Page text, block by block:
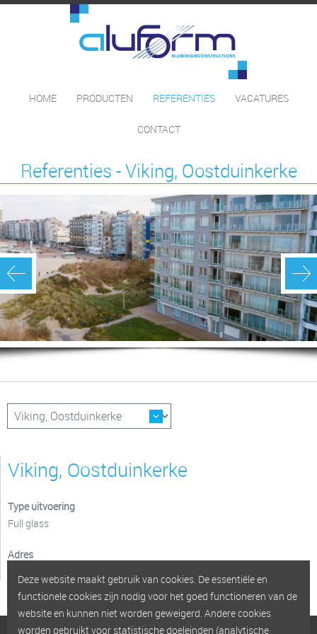
HOME PRODUCTEN REFERENTIES VACATURES
CONTACT
Referenties - Viking, Oostduinkerke
Viking, Oostduinkerke
Type uitvoering
Full glass
Adres
Deze website maakt gebruik van cookies. De essentiële en
functionele cookies zijn nodig voor het goed functioneren van de
website en kunnen niet worden geweigerd. Andere cookies
worden gebruikt voor statistische doeleinden (analytische